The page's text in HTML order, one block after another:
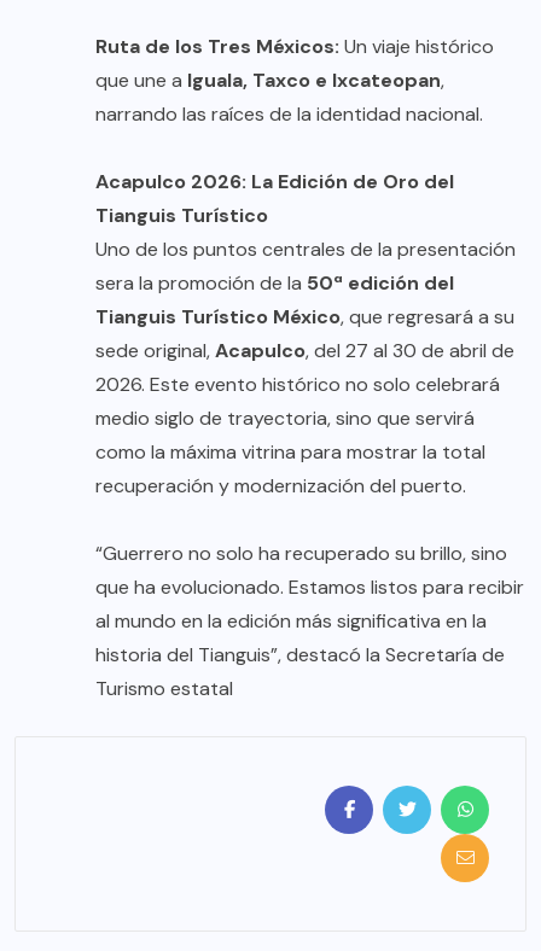
Ruta de los Tres Méxicos: Un viaje histórico
que une a Iguala, Taxco e Ixcateopan,
narrando las raíces de la identidad nacional.
Acapulco 2026: La Edición de Oro del
Tianguis Turístico
Uno de los puntos centrales de la presentación
sera la promoción de la 50ª edición del
Tianguis Turístico México, que regresará a su
sede original,Acapulco, del 27 al 30 de abril de
2026. Este evento histórico no solo celebrará
medio siglo de trayectoria, sino que servirá
como la máxima vitrina para mostrar la total
recuperación y modernización del puerto.
“Guerrero no solo ha recuperado su brillo, sino
que ha evolucionado. Estamos listos para recibir
al mundo en la edición más significativa en la
historia del Tianguis”, destacó la Secretaría de
Turismo estatal